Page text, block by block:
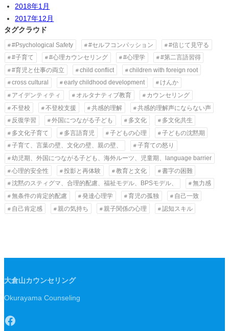
2018年1月
2017年12月
タグクラウド
#Psychological Safety #セルフコンパッション
#信じて見守る
#子育て
#心理カウンセリング #心理学
#第二言語習得
#育児と仕事の両立
child conflict
children with foreign root
cross cultural
early childhood development
けんか
アイデンティティ
オルタナティブ教育
カウンセリング
不登校
不登校支援 共感的理解
共感的理解声にならない声
反復学習
外国につながる子ども 多文化
多文化共生
多文化子育て
多言語育児 子どもの心理
子どもの沈黙期
子育て、言葉の壁、文化の壁、親の壁、
子育ての怒り
幼児期、外国につながる子ども、海外ルーツ、児童期、language barrier
心理的安全性
投影と再体験 教育と文化
書字の困難
沈黙のスティグマ、合理的配慮、福祉モデル、BPSモデル、
無力感
無条件の肯定的配慮
発達心理学 育児の孤独
自己一致
自己肯定感
親の気持ち 親子関係の心理 認知スキル
大倉山カウンセリング
Okurayama Counseling
Facebook